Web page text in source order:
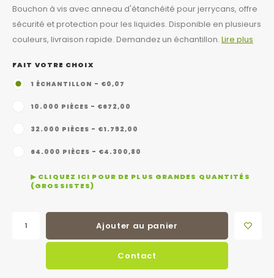
Bouchon à vis avec anneau d'étanchéité pour jerrycans, offre
sécurité et protection pour les liquides. Disponible en plusieurs
couleurs, livraison rapide. Demandez un échantillon. Lire plus
FAIT VOTRE CHOIX
1 ÉCHANTILLON - €0,07
10.000 PIÈCES - €672,00
32.000 PIÈCES - €1.792,00
64.000 PIÈCES - €4.300,80
▶ CLIQUEZ ICI POUR DE PLUS GRANDES QUANTITÉS
(GROSSISTES)
Ajouter au panier
Contact